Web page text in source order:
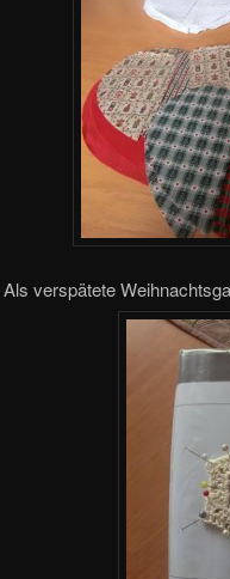
Als verspätete